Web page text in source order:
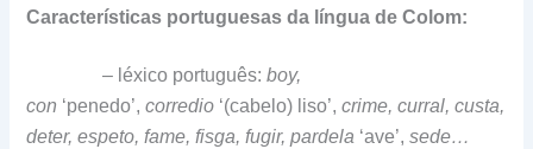
Características portuguesas da língua de Colom:
– léxico português:boy,
con ‘penedo’,corredio ‘(cabelo) liso’, crime, curral, custa,
deter, espeto, fame, fisga, fugir, pardela ‘ave’, sede…